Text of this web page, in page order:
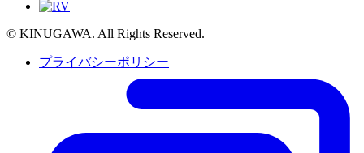
© KINUGAWA. All Rights Reserved.
プライバシーポリシー